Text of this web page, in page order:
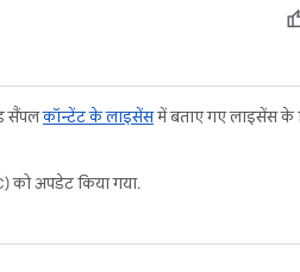
सैंपलकॉन्टेंट के लाइसेंसमें बताए गए लाइसेंस के
को अपडेट किया गया.